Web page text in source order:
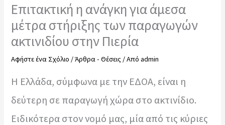
Επιτακτική η ανάγκη για άμεσα
μέτρα στήριξης των παραγωγών
ακτινιδίου στην Πιερία
Αφήστε ένα Σχόλιο /Άρθρα - Θέσεις / Απόadmin
Η Ελλάδα, σύμφωνα με την ΕΔΟΑ, είναι η
δεύτερη σε παραγωγή χώρα στο ακτινίδιο.
Ειδικότερα στον νομό μας, μία από τις κύριες